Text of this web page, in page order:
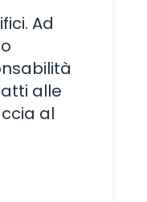
Ad
alle
al